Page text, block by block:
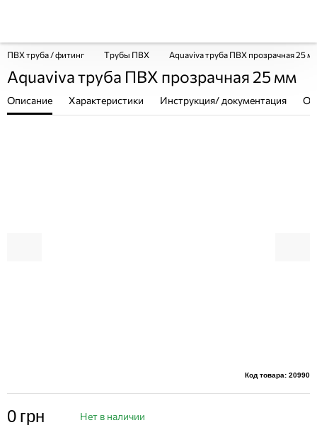
ПВХ труба / фитинг Трубы ПВХ Aquaviva труба ПВХ прозрачная 25
Aquaviva труба ПВХ прозрачная 25 мм
Описание Характеристики Инструкция/ документация
Код товара: 20990
0 грн Нет в наличии